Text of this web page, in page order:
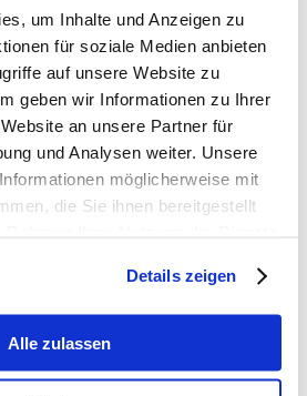
um Inhalte und Anzeigen zu
für soziale Medien anbieten
auf unsere Website zu
geben wir Informationen zu Ihrer
an unsere Partner für
und Analysen weiter. Unsere
möglicherweise mit
die Sie ihnen bereitgestellt
Details zeigen
Alle zulassen